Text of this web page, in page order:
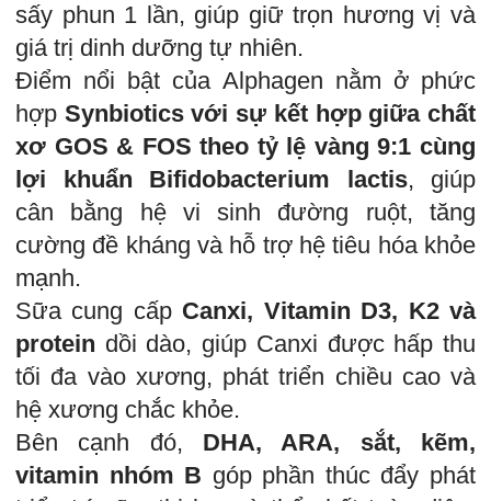
sấy phun 1 lần, giúp giữ trọn hương vị và
giá trị dinh dưỡng tự nhiên.
Điểm nổi bật của Alphagen nằm ở phức
hợp Synbiotics với sự kết hợp giữa chất
xơ GOS & FOS theo tỷ lệ vàng 9:1 cùng
lợi khuẩn Bifidobacterium lactis, giúp
cân bằng hệ vi sinh đường ruột, tăng
cường đề kháng và hỗ trợ hệ tiêu hóa khỏe
mạnh.
Sữa cung cấp Canxi, Vitamin D3, K2 và
protein dồi dào, giúp Canxi được hấp thu
tối đa vào xương, phát triển chiều cao và
hệ xương chắc khỏe.
Bên cạnh đó, DHA, ARA, sắt, kẽm,
vitamin nhóm B góp phần thúc đẩy phát